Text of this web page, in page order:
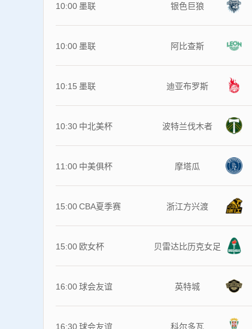
10:00 墨联 银色巨狼
10:00 墨联 阿比查斯
10:15 墨联 迪亚布罗斯
10:30 中北美杯 波特兰伐木者
11:00 中美俱杯 摩塔瓜
15:00CBA夏季赛 浙江方兴渡
15:00 欧女杯 贝雷达比历克女足
16:00球会友谊 英特城
16:30球会友谊 科尔多瓦